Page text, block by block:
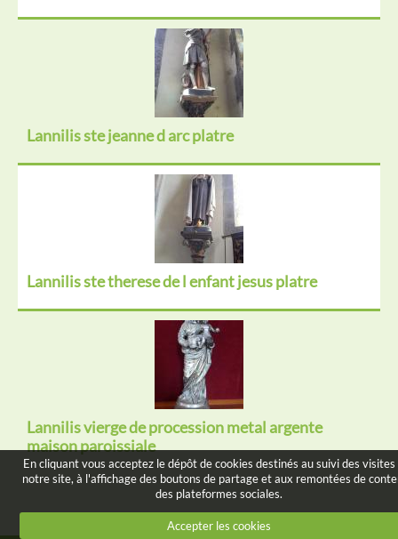
Lannilis ste jeanne d arc platre
Lannilis ste therese de l enfant jesus platre
Lannilis vierge de procession metal argente
maison paroissiale
En cliquant vous acceptez le dépôt de cookies destinés au suivi des
notre site, à l'affichage des boutons de partage et aux remontées de
des plateformes sociales.
Accepter les cookies